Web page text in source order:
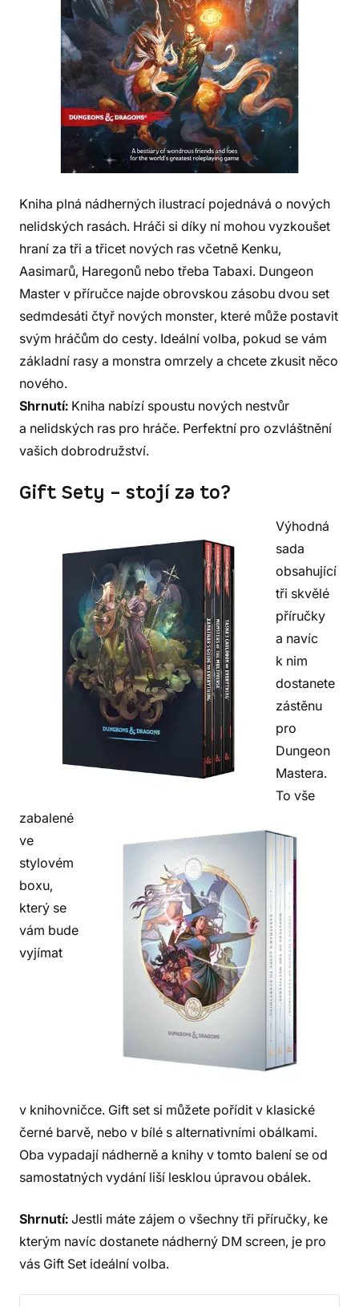
Kniha plná nádherných ilustrací pojednává o nových
nelidských rasách. Hráči si díky ní mohou vyzkoušet
hraní za tři a třicet nových ras včetně Kenku,
Aasimarů, Haregonů nebo třeba Tabaxi. Dungeon
Master v příručce najde obrovskou zásobu dvou set
sedmdesáti čtyř nových monster, které může postavit
svým hráčům do cesty. Ideální volba, pokud se vám
základní rasy a monstra omrzely a chcete zkusit něco
nového.
Shrnutí: Kniha nabízí spoustu nových nestvůr
a nelidských ras pro hráče. Perfektní pro ozvláštnění
vašich dobrodružství.
Gift Sety – stojí za to?
Výhodná
sada
obsahující
tři skvělé
příručky
a navíc
k nim
dostanete
zástěnu
pro
Dungeon
Mastera.
To vše
zabalené
ve
stylovém
boxu,
který se
vám bude
vyjímat
v knihovničce. Gift set si můžete pořídit v klasické
černé barvě, nebo v bílé s alternativními obálkami.
Oba vypadají nádherně a knihy v tomto balení se od
samostatných vydání liší lesklou úpravou obálek.
Shrnutí: Jestli máte zájem o všechny tři příručky, ke
kterým navíc dostanete nádherný DM screen, je pro
vás Gift Set ideální volba.